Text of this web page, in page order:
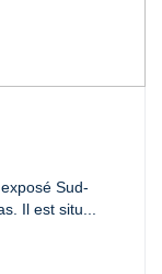
Sud-
Il est situ...